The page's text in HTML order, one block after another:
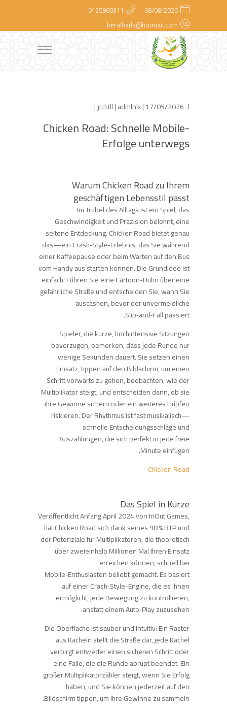
08/08/2026
0125960311
beralhada@hotmail.com
لـ admlnlx| 17/05/2026 | الاخبار|
Chicken Road: Schnelle Mobile-
Erfolge unterwegs
Warum Chicken Road zu Ihrem
geschäftigen Lebensstil passt
Im Trubel des Alltags ist ein Spiel, das
Geschwindigkeit und Präzision belohnt, eine
seltene Entdeckung. Chicken Road bietet genau
das—ein Crash‑Style-Erlebnis, das Sie während
einer Kaffeepause oder beim Warten auf den Bus
vom Handy aus starten können. Die Grundidee ist
einfach: Führen Sie eine Cartoon-Huhn über eine
gefährliche Straße und entscheiden Sie, wann Sie
auscashen, bevor der unvermeidliche
Slip‑and‑Fall passiert.
Spieler, die kurze, hochintensive Sitzungen
bevorzugen, bemerken, dass jede Runde nur
wenige Sekunden dauert. Sie setzen einen
Einsatz, tippen auf den Bildschirm, um einen
Schritt vorwärts zu gehen, beobachten, wie der
Multiplikator steigt, und entscheiden dann, ob sie
ihre Gewinne sichern oder ein weiteres Hüpfen
riskieren. Der Rhythmus ist fast musikalisch—
schnelle Entscheidungsschläge und
Auszahlungen, die sich perfekt in jede freie
Minute einfügen.
Chicken Road
Das Spiel in Kürze
Veröffentlicht Anfang April 2024 von InOut Games,
hat Chicken Road sich dank seines 98 % RTP und
der Potenziale für Multiplikatoren, die theoretisch
über zweieinhalb Millionen Mal Ihren Einsatz
erreichen können, schnell bei
Mobile‑Enthusiasten beliebt gemacht. Es basiert
auf einer Crash‑Style-Engine, die es Ihnen
ermöglicht, jede Bewegung zu kontrollieren,
anstatt einem Auto‑Play zuzusehen.
Die Oberfläche ist sauber und intuitiv: Ein Raster
aus Kacheln stellt die Straße dar, jede Kachel
verbirgt entweder einen sicheren Schritt oder
eine Falle, die die Runde abrupt beendet. Ein
großer Multiplikatorzähler steigt, wenn Sie Erfolg
haben, und Sie können jederzeit auf den
Bildschirm tippen, um Ihre Gewinne zu sammeln.